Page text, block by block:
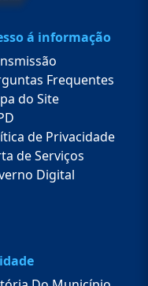
á informação
Frequentes
do Site
de Privacidade
de Serviços
Digital